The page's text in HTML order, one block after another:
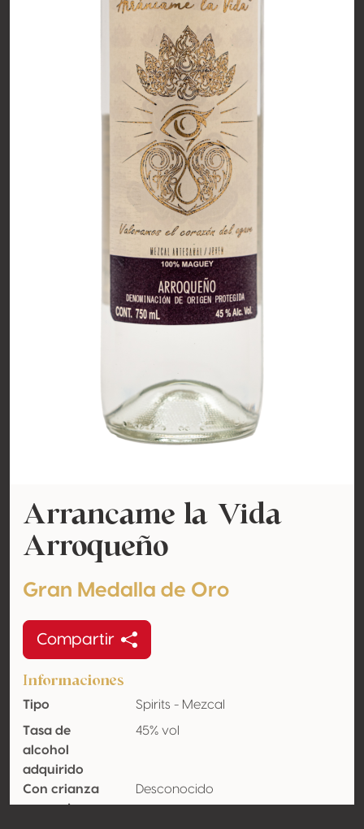
Arrancame la Vida
Arroqueño
Gran Medalla de Oro
Compartir
Informaciones
Tipo
Spirits - Mezcal
Tasa de
alcohol
adquirido
45% vol
Con crianza
en madera
Desconocido